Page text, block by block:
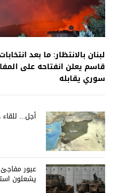
لبنان بالانتظار: ما بعد
قاسم يعلن انفتاحه على
سوري يقابله
أجل...
يشعلون